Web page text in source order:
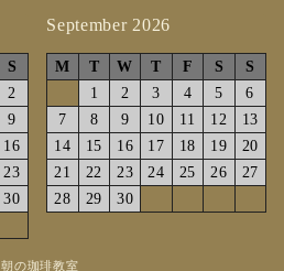
S
2
9
16
23
30
September 2026
M T W T F S
S
1
2 3 4 5
6
7
8 9 10 11 12
13
14
15 16 17 18 19
20
21
22 23 24 25 26
27
28
29 30
朝の珈琲教室